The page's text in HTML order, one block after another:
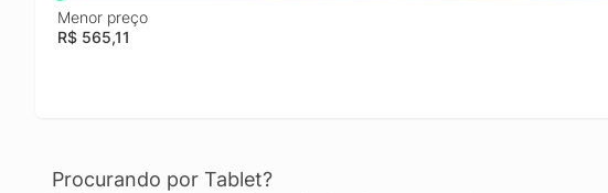
Menor preço
R$ 565,11
Procurando por Tablet?